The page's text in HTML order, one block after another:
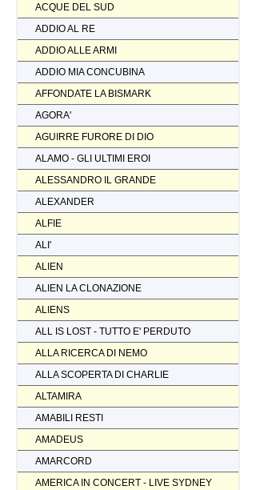
ACQUE DEL SUD
ADDIO AL RE
ADDIO ALLE ARMI
ADDIO MIA CONCUBINA
AFFONDATE LA BISMARK
AGORA'
AGUIRRE FURORE DI DIO
ALAMO - GLI ULTIMI EROI
ALESSANDRO IL GRANDE
ALEXANDER
ALFIE
ALI'
ALIEN
ALIEN LA CLONAZIONE
ALIENS
ALL IS LOST - TUTTO E' PERDUTO
ALLA RICERCA DI NEMO
ALLA SCOPERTA DI CHARLIE
ALTAMIRA
AMABILI RESTI
AMADEUS
AMARCORD
AMERICA IN CONCERT - LIVE SYDNEY